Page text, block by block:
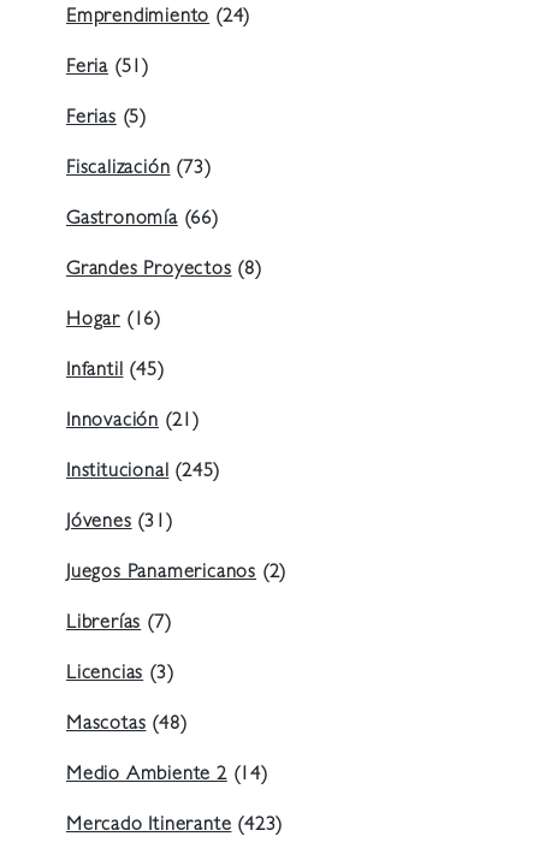
Emprendimiento (24)
Feria (51)
Ferias (5)
Fiscalización (73)
Gastronomía(66)
Grandes Proyectos (8)
Hogar (16)
Infantil (45)
Innovación (21)
Institucional (245)
Jóvenes (31)
Juegos Panamericanos (2)
Librerías (7)
Licencias (3)
Mascotas (48)
Medio Ambiente 2(14)
Mercado Itinerante (423)